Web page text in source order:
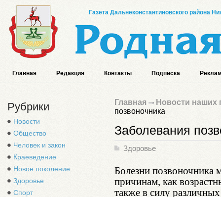
Газета Дальнеконстантиновского района
Главная Редакция Контакты Подписка
Рубрики
Новости
Общество
Человек и закон
Краеведение
Новое поколение
Здоровье
Спорт
Главная
Новости наших
позвоночника
Заболевания
Здоровье
Болезни позвоночника
причинам, как
также в силу